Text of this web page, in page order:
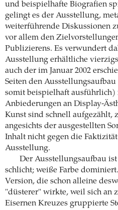
und beispielhafte Biografien
gelingt es der Ausstellung,
weiterführende Diskussionen
vor allem den
Publizierens. Es verwundert
Ausstellung erhältliche
auch der im Januar 2002
Seiten den
somit beispielhaft ausführlich)
Anbiederungen an Display-
Kunst sind schnell aufgezählt,
angesichts der ausgestellten
Inhalt nicht gegen die
Ausstellung.
Der Ausstellungsaufbau
schlicht; weiße Farbe
Version, die schon alleine
"düsterer" wirkte, weil sich an
Eisernen Kreuzes gruppierte